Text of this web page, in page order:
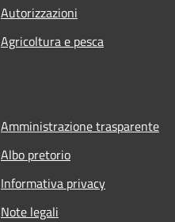
Autorizzazioni
Agricoltura e pesca
Amministrazione trasparente
Albo pretorio
Informativa privacy
Note legali